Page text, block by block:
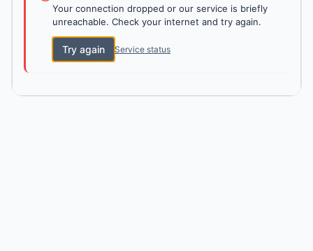
Your connection dropped or our service is briefly
unreachable. Check your internet and try again.
Try again Service status